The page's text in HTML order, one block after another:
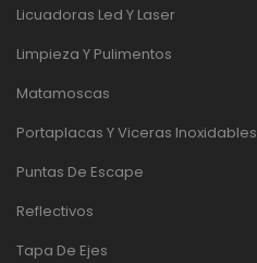
Licuadoras Led Y Laser
Limpieza Y Pulimentos
Matamoscas
Portaplacas Y Viceras Inoxidables
Puntas De Escape
Reflectivos
Tapa De Ejes